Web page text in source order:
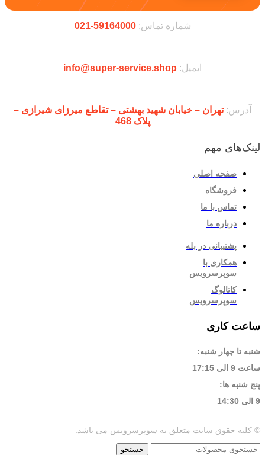
شماره تماس:59164000-021
ایمیل: info@super-service.shop
آدرس:تهران – خیابان شهید بهشتی – تقاطع میرزای شیرازی –
پلاک 468
لینک‌های مهم
صفحه اصلی
فروشگاه
تماس با ما
درباره ما
پشتیبانی در بله
همکاری با
سوپرسرویس
کاتالوگ
سوپرسرویس
ساعت کاری
شنبه تا چهار شنبه:
ساعت 9 الی 17:15
پنج شنبه ها:
9 الی 14:30
© کلیه حقوق سایت متعلق به سوپرسرویس می باشد.
جستجو